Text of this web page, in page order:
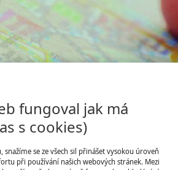
Úvodní stránka
Jsem tu poprvé
fungoval jak má
s cookies)
snažíme se ze všech sil přinášet vysokou úroveň
při používání našich webových stránek. Mezi